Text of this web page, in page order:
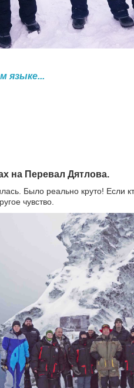
языке...
на Перевал Дятлова.
Было реально круто!
чувство.